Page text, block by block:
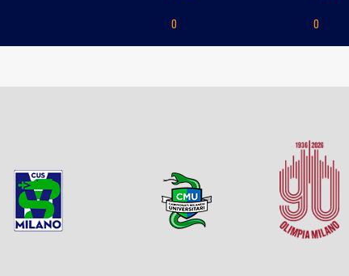
0 0